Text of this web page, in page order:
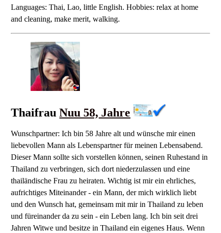
Languages: Thai, Lao, little English. Hobbies: relax at home
and cleaning, make merit, walking.
ThaifrauNuu 58, Jahre
Wunschpartner: Ich bin 58 Jahre alt und wünsche mir einen
liebevollen Mann als Lebenspartner für meinen Lebensabend.
Dieser Mann sollte sich vorstellen können, seinen Ruhestand in
Thailand zu verbringen, sich dort niederzulassen und eine
thailändische Frau zu heiraten. Wichtig ist mir ein ehrliches,
aufrichtiges Miteinander - ein Mann, der mich wirklich liebt
und den Wunsch hat, gemeinsam mit mir in Thailand zu leben
und füreinander da zu sein - ein Leben lang. Ich bin seit drei
Jahren Witwe und besitze in Thailand ein eigenes Haus. Wenn